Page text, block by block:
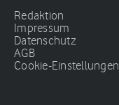
Redaktion
Impressum
Datenschutz
AGB
Cookie-Einstellungen